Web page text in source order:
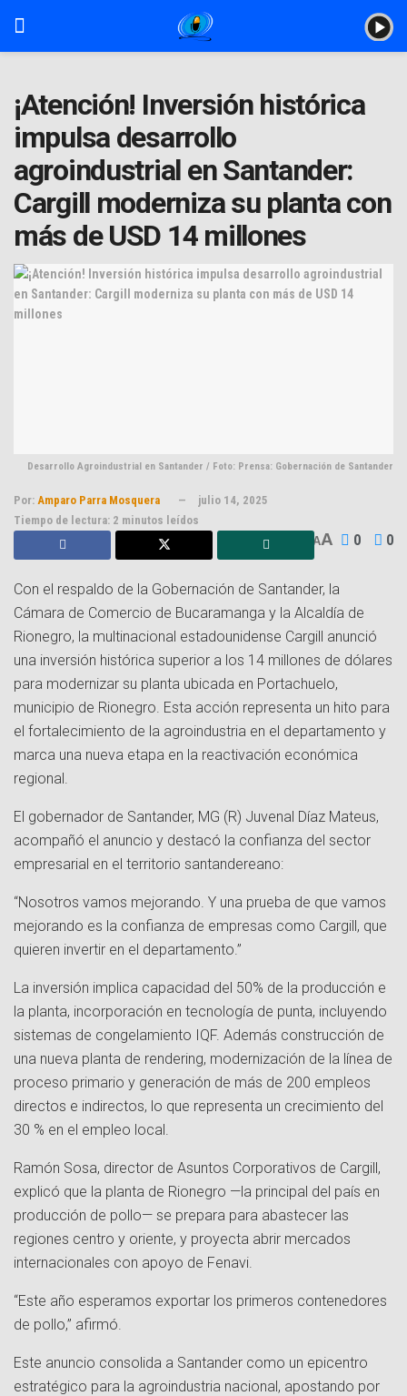
¡Atención! Inversión histórica
impulsa desarrollo
agroindustrial en Santander:
Cargill moderniza su planta con
más de USD 14 millones
Desarrollo Agroindustrial en Santander / Foto: Prensa: Gobernación de Santander
Por: Amparo Parra Mosquera
julio 14, 2025
Tiempo de lectura: 2 minutos leídos
AA 0 0
Con el respaldo de la Gobernación de Santander, la
Cámara de Comercio de Bucaramanga y la Alcaldía de
Rionegro, la multinacional estadounidense Cargill anunció
una inversión histórica superior a los 14 millones de dólares
para modernizar su planta ubicada en Portachuelo,
municipio de Rionegro. Esta acción representa un hito para
el fortalecimiento de la agroindustria en el departamento y
marca una nueva etapa en la reactivación económica
regional.
El gobernador de Santander, MG (R) Juvenal Díaz Mateus,
acompañó el anuncio y destacó la confianza del sector
empresarial en el territorio santandereano:
“Nosotros vamos mejorando. Y una prueba de que vamos
mejorando es la confianza de empresas como Cargill, que
quieren invertir en el departamento.”
La inversión implica capacidad del 50% de la producción e
la planta, incorporación en tecnología de punta, incluyendo
sistemas de congelamiento IQF. Además construcción de
una nueva planta de rendering, modernización de la línea de
proceso primario y generación de más de 200 empleos
directos e indirectos, lo que representa un crecimiento del
30 % en el empleo local.
Ramón Sosa, director de Asuntos Corporativos de Cargill,
explicó que la planta de Rionegro —la principal del país en
producción de pollo— se prepara para abastecer las
regiones centro y oriente, y proyecta abrir mercados
internacionales con apoyo de Fenavi.
“Este año esperamos exportar los primeros contenedores
de pollo,” afirmó.
Este anuncio consolida a Santander como un epicentro
estratégico para la agroindustria nacional, apostando por